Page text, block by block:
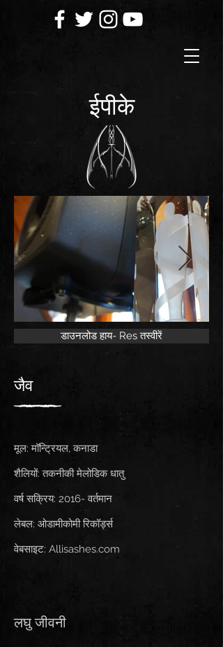
ईपीके
डाउनलोड हाय- Res तस्वीरें
जैव
मूल: मॉन्ट्रियल, कनाडा
शैलियों: तकनीकी मेलोडिक धातु
वर्ष सक्रिय: 2016- वर्तमान
लेबल: ओडामीकोमी रिकॉर्ड्स
वेबसाइट: Allisashes.com
लघु जीवनी